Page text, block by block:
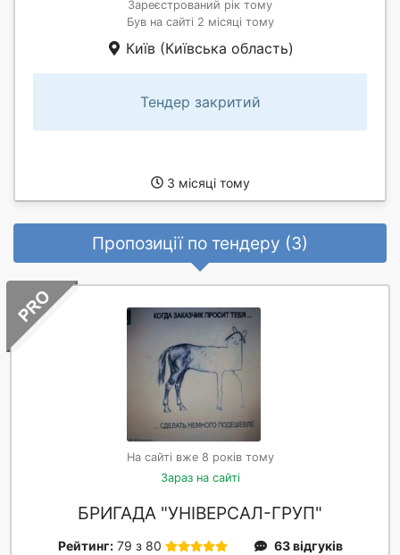
Зареєстрований рік тому
Був на сайті 2 місяці тому
Київ (Київська область)
Тендер закритий
3 місяці тому
Пропозиції по тендеру (3)
На сайті вже 8 років тому
Зараз на сайті
БРИГАДА "УНІВЕРСАЛ-ГРУП"
Рейтинг: 79 з 80
63 відгуків